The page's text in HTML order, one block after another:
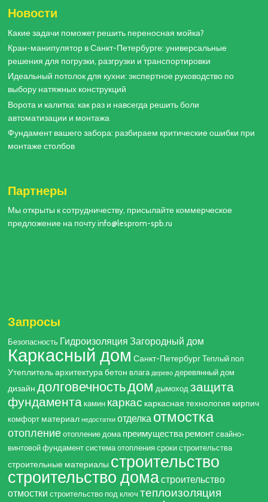
Новости
Какие задачи поможет решить переносная мойка?
Кран-манипулятор в Санкт-Петербурге: универсальные
решения для погрузки, разгрузки и транспортировки
Идеальный потолок для кухни: экспертное руководство по
выбору натяжных конструкций
Ворота и калитка: как раз и навсегда решить боли
автоматизации и монтажа
Фундамент вашего забора: разбираем критические ошибки при
монтаже столбов
Партнеры
Мы открыты к сотрудничеству, присылайте коммерческое
предложение на почту info@lesprom-spb.ru
Запросы
Безопасность Гидроизоляция Загородный дом
Каркасный дом Санкт-Петербург Теплый пол
Утеплительархитектурабетон влага дерево деревянный дом
дизайн долговечностьдом дымоход защита
фундамента камин каркас каркасная технология кирпич
комфорт материал недостатки отделка отмостка
отопление отопление дома преимуществаремонт свайно-
винтовой фундамент система отопления сроки строительства
строительные материалы строительство
строительство домастроительство
отмостки строительство под ключ теплоизоляция